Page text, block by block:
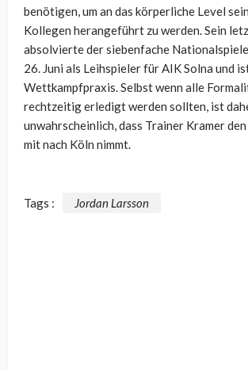
benötigen, um an das körperliche Level
Kollegen herangeführt zu werden. Sein
absolvierte der siebenfache
26. Juni als Leihspieler für AIK Solna und
Wettkampfpraxis. Selbst wenn alle
rechtzeitig erledigt werden sollten, ist
unwahrscheinlich, dass Trainer Kramer
mit nach Köln nimmt.
Tags : Jordan Larsson